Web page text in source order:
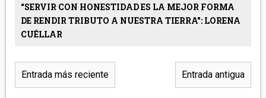
“SERVIR CON HONESTIDAD ES LA MEJOR FORMA
DE RENDIR TRIBUTO A NUESTRA TIERRA": LORENA
CUÉLLAR
Entrada más reciente Entrada antigua